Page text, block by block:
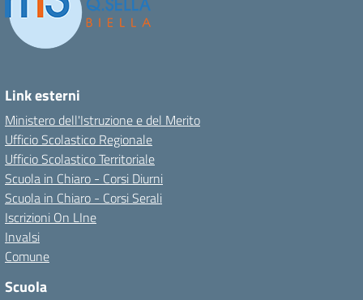
Link esterni
Ministero dell'Istruzione e del Merito
Ufficio Scolastico Regionale
Ufficio Scolastico Territoriale
Scuola in Chiaro - Corsi Diurni
Scuola in Chiaro - Corsi Serali
Iscrizioni On LIne
Invalsi
Comune
Scuola